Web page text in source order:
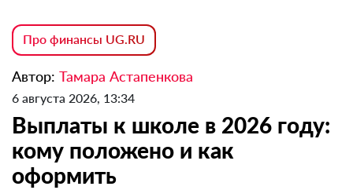
Про финансы UG.RU
Автор: Тамара Астапенкова
6 августа 2026, 13:34
Выплаты к школе в 2026 году:
кому положено и как
оформить